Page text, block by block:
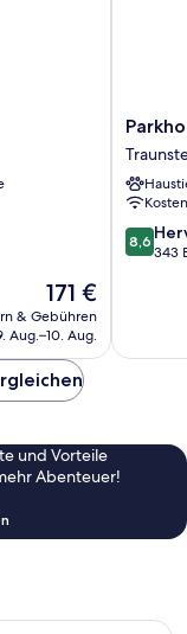
Der
Preis
beträgt
171 €
& Gebühren
Aug.–10. Aug.
8.6
von
8,6
343
und Vorteile
Abenteuer!